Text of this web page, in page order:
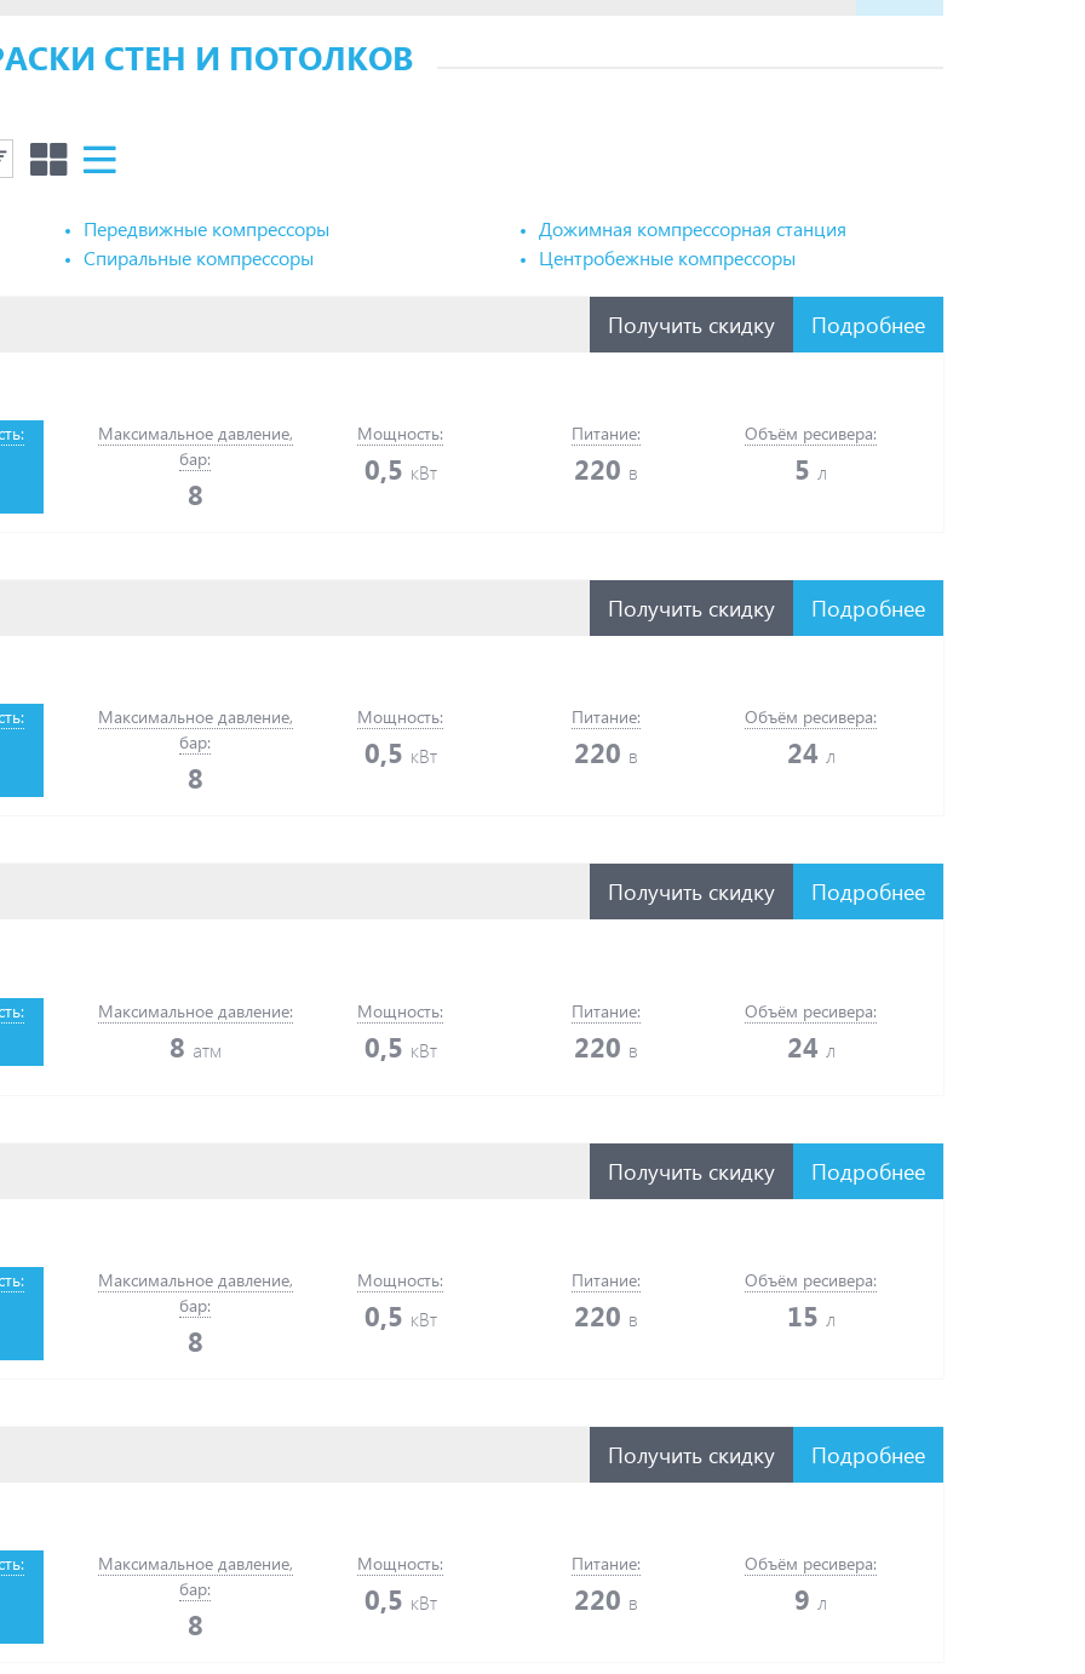
СТЕН И ПОТОЛКОВ
Передвижные компрессоры
Спиральные компрессоры
Дожимная компрессорная станция
Центробежные компрессоры
Получить скидку Подробнее
Максимальное давление,
бар:
8
Мощность:
0,5 кВт
Питание:
220 в
Объём ресивера:
5 л
Получить скидку Подробнее
Максимальное давление,
бар:
8
Мощность:
0,5 кВт
Питание:
220 в
Объём ресивера:
24 л
Получить скидку Подробнее
Максимальное давление:
8 атм
Мощность:
0,5 кВт
Питание:
220 в
Объём ресивера:
24 л
Получить скидку Подробнее
Максимальное давление,
бар:
8
Мощность:
0,5 кВт
Питание:
220 в
Объём ресивера:
15 л
Получить скидку Подробнее
Максимальное давление,
бар:
8
Мощность:
0,5 кВт
Питание:
220 в
Объём ресивера:
9 л